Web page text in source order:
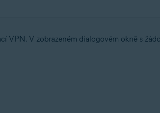
VPN. V zobrazeném dialogovém okně s